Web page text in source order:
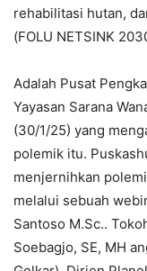
rehabilitasi hutan,
(FOLU NETSINK
Adalah Pusat
Yayasan Sarana
(30/1/25) yang
polemik itu.
menjernihkan
melalui sebuah
Santoso M.Sc..
Soebagjo, SE, MH